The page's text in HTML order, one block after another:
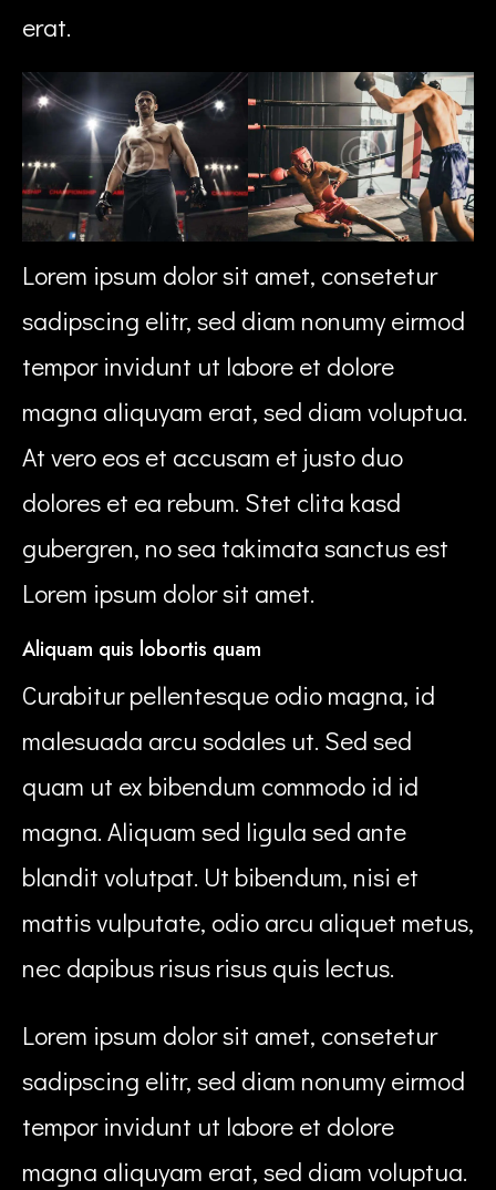
erat.
Lorem ipsum dolor sit amet, consetetur
sadipscing elitr, sed diam nonumy eirmod
tempor invidunt ut labore et dolore
magna aliquyam erat, sed diam voluptua.
At vero eos et accusam et justo duo
dolores et ea rebum. Stet clita kasd
gubergren, no sea takimata sanctus est
Lorem ipsum dolor sit amet.
Aliquam quis lobortis quam
Curabitur pellentesque odio magna, id
malesuada arcu sodales ut. Sed sed
quam ut ex bibendum commodo id id
magna. Aliquam sed ligula sed ante
blandit volutpat. Ut bibendum, nisi et
mattis vulputate, odio arcu aliquet metus,
nec dapibus risus risus quis lectus.
Lorem ipsum dolor sit amet, consetetur
sadipscing elitr, sed diam nonumy eirmod
tempor invidunt ut labore et dolore
magna aliquyam erat, sed diam voluptua.